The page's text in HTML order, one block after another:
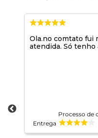
Ola.no comtato fui
atendida. Só tenho
Processo de
Entrega